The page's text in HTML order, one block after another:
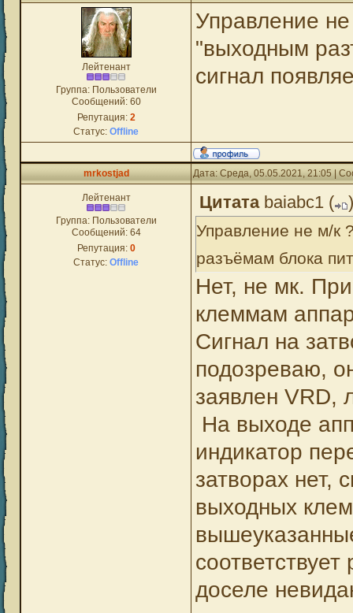
Лейтенант
Группа: Пользователи
Сообщений: 60
Репутация: 2
Статус: Offline
Управление
"выходным
сигнал
mrkostjad Дата: Среда, 05.05.2021, 21:05 |
Лейтенант
Группа: Пользователи
Сообщений: 64
Репутация: 0
Статус: Offline
Цитата baiabc1 ( )
Управление не м/к
разъёмам блока
Нет, не мк.
клеммам
Сигнал на
подозреваю,
заявлен VRD,
На выходе
индикатор
затворах нет,
выходных
доселе